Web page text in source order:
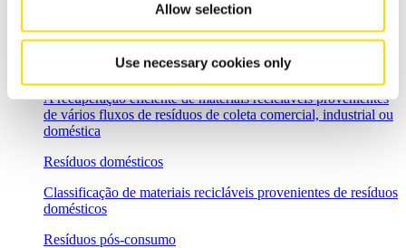
Allow selection
Use necessary cookies only
rentável
Visão geral da reciclagem de resíduos
A recuperação eficiente de materiais recicláveis provenientes
de vários fluxos de resíduos de coleta comercial, industrial ou
doméstica
Resíduos domésticos
Classificação de materiais recicláveis provenientes de resíduos
domésticos
Resíduos pós-consumo